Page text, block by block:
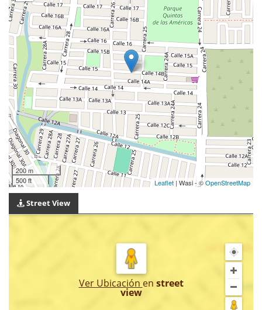
200 m
500 ft
Leaflet | Wasi - ©OpenStreetMap
Street View
Ver Ubicación en street
view